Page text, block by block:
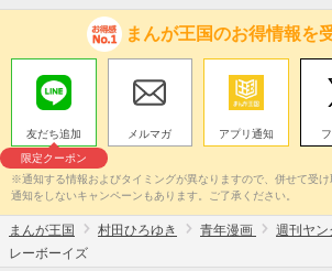
まんが王国のお得情報を
友だち追加
限定クーポン
メルマガ アプリ通知
※通知する情報およびタイミングが異なりますので、併せて受
通知をしないキャンペーンもあります。ご了承ください。
まんが王国 村田ひろゆき 青年漫画 週刊ヤン
レーボーイズ